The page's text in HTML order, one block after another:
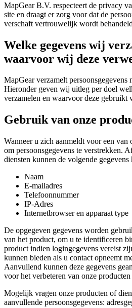
MapGear B.V. respecteert de privacy
site en draagt er zorg voor dat de
verschaft vertrouwelijk wordt
Welke gegevens wij
waarvoor wij deze
MapGear verzamelt persoonsgegevens
Hieronder geven wij uitleg per doel
verzamelen en waarvoor deze gebruikt
Gebruik van onze
Wanneer u zich aanmeldt voor een van
om persoonsgegevens te verstrekken.
diensten kunnen de volgende
Naam
E-mailadres
Telefoonnummer
IP-Adres
Internetbrowser en apparaat type
De opgegeven gegevens worden
van het product, om u te identificeren
product indien logingegevens vereist
kunnen bieden als u contact opneemt
Aanvullend kunnen deze gegevens
voor het verbeteren van onze
Mogelijk vragen onze producten of
aanvullende persoonsgegevens: